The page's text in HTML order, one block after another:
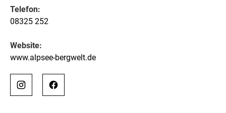
Telefon:
08325 252
Website:
www.alpsee-bergwelt.de